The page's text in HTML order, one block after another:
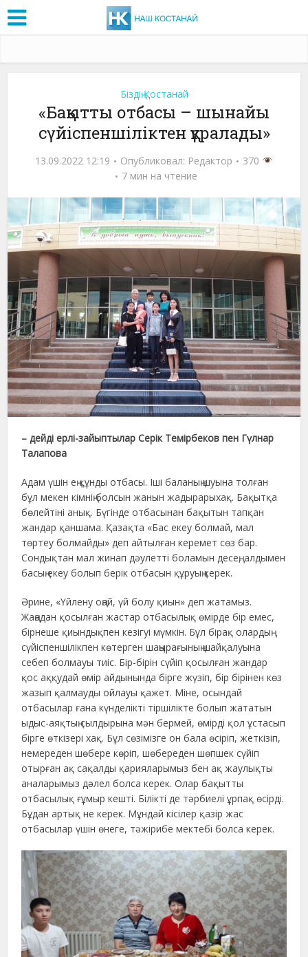
Біздің Қостанай
«Бақытты отбасы – шынайы
сүйіспеншіліктен құралады»
13.09.2022 12:19 Опубликовал: Редактор
370
7 мин на чтение
– дейді ерлі-зайыптылар Серік Темірбеков пен Гүлнар
Талапова
Адам үшін ең құнды отбасы. Іші баланың шуына толған
бұл мекен кімнің болсын жанын жадырарыхақ. Бақытқа
бөлейтіні анық. Бүгінде отбасынан бақытын тапқан
жандар қаншама. Қазақта «Бас екеу болмай, мал
төртеу болмайды» деп айтылған керемет сөз бар.
Сондықтан мал жинап дәулетті боламын десең, алдымен
басың екеу болып берік отбасын құруың керек.
Әрине, «Үйлену оңай, үй болу қиын» деп жатамыз.
Жаңадан қосылған жастар отбасылық өмірде бір емес,
бірнеше қиындықпен кезігуі мүмкін. Бұл бірақ олардың
сүйіспеншілікпен көтерген шаңырағының шайқалуына
себеп болмауы тиіс. Бір-бірін сүйіп қосылған жандар
қос аққудай өмір айдынында бірге жүзіп, бір бірінен көз
жазып қалмауды ойлауы қажет. Міне, осындай
отбасылар ғана күнделікті тіршілікте болып жататын
ыдыс-аяқтың сылдырына мән бермей, өмірді қол ұстасып
бірге өткізері хақ. Бұл сөзімізге он бала өсіріп, жеткізіп,
немереден шөбере көріп, шөбереден шөпшек сүйіп
отырған ақ сақалды қарияларымыз бен ақ жаулықты
аналарымыз дәлел болса керек. Олар бақытты
отбасылық ғұмыр кешті. Білікті де тәрбиелі ұрпақ өсірді.
Бұдан артық не керек. Мұндай кісілер қазір жас
отбасылар үшін өнеге, тәжірибе мектебі болса керек.